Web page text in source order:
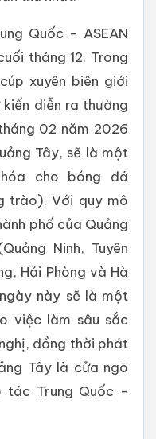
Quốc – ASEAN
tháng 12. Trong
xuyên biên giới
diễn ra thường
02 năm 2026
Tây, sẽ là một
cho bóng đá
trào). Với quy mô
phố của Quảng
Ninh, Tuyên
Hải Phòng và Hà
này sẽ là một
việc làm sâu sắc
đồng thời phát
Tây là cửa ngõ
tác Trung Quốc -